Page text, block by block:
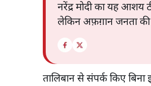
नरेंद्र मोदी का यह आशय
लेकिन अफ़ग़ान जनता की
तालिबान से संपर्क किए